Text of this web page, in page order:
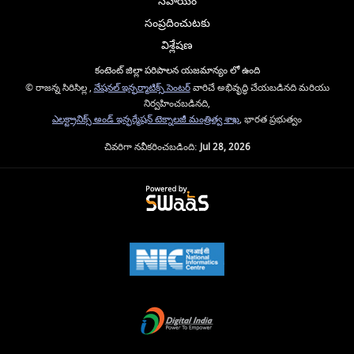
సంప్రదించుటకు
విశ్లేషణ
కంటెంట్ జిల్లా పరిపాలన యజమాన్యం లో ఉంది
© రాజన్న సిరిసిల్ల , నేషనల్ ఇన్ఫర్మాటిక్స్ సెంటర్వారిచే అభివృద్ధి చేయబడినది మరియు
నిర్వహించబడినది,
ఎలక్ట్రానిక్స్ అండ్ ఇన్ఫర్మేషన్ టెక్నాలజీ మంత్రిత్వ శాఖ, భారత ప్రభుత్వం
చివరిగా నవీకరించబడింది:Jul 28, 2026